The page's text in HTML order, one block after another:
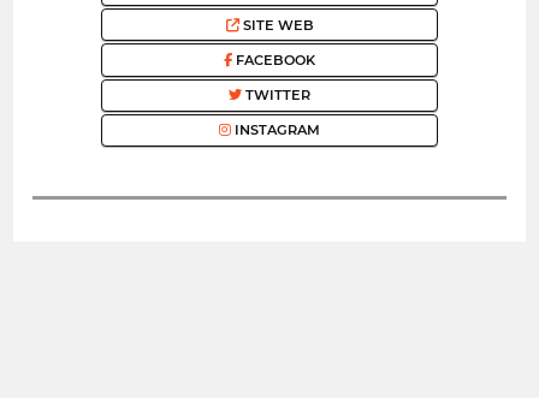
SITE WEB
FACEBOOK
TWITTER
INSTAGRAM